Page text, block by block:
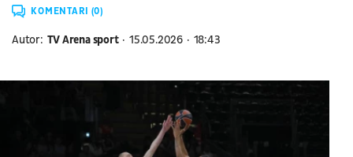
KOMENTARI (0)
Autor: TV Arena sport 15.05.2026 18:43